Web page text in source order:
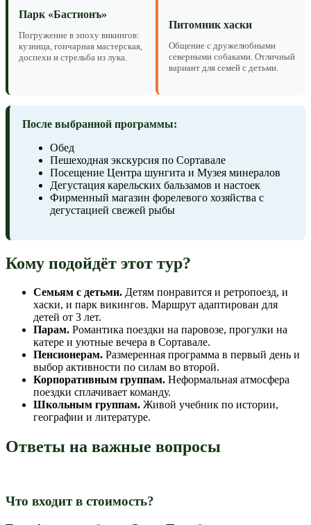
Парк «Бастионъ»
Погружение в эпоху викингов:
кузница, гончарная мастерская,
доспехи и стрельба из лука.
Питомник хаски
Общение с дружелюбными
северными собаками. Отличный
вариант для семей с детьми.
После выбранной программы:
Обед
Пешеходная экскурсия по Сортавале
Посещение Центра шунгита и Музея минералов
Дегустация карельских бальзамов и настоек
Фирменный магазин форелевого хозяйства с
дегустацией свежей рыбы
Кому подойдёт этот тур?
Семьям с детьми. Детям понравится и ретропоезд, и
хаски, и парк викингов. Маршрут адаптирован для
детей от 3 лет.
Парам. Романтика поездки на паровозе, прогулки на
катере и уютные вечера в Сортавале.
Пенсионерам. Размеренная программа в первый день и
выбор активности по силам во второй.
Корпоративным группам. Неформальная атмосфера
поездки сплачивает команду.
Школьным группам. Живой учебник по истории,
географии и литературе.
Ответы на важные вопросы
Что входит в стоимость?